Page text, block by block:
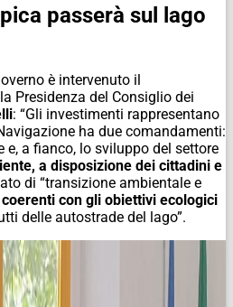
passerà sul lago
è intervenuto il
Presidenza del Consiglio dei
: “Gli investimenti rappresentano
ha due comandamenti:
a fianco, lo sviluppo del settore
a disposizione dei cittadini e
di “transizione ambientale e
con gli obiettivi ecologici
delle autostrade del lago”.